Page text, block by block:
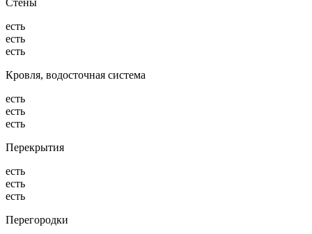
есть
есть
есть
Кровля, водосточная система
есть
есть
есть
Перекрытия
есть
есть
есть
Перегородки